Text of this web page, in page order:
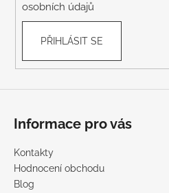
osobních údajů
PŘIHLÁSIT SE
Informace pro vás
Kontakty
Hodnocení obchodu
Blog